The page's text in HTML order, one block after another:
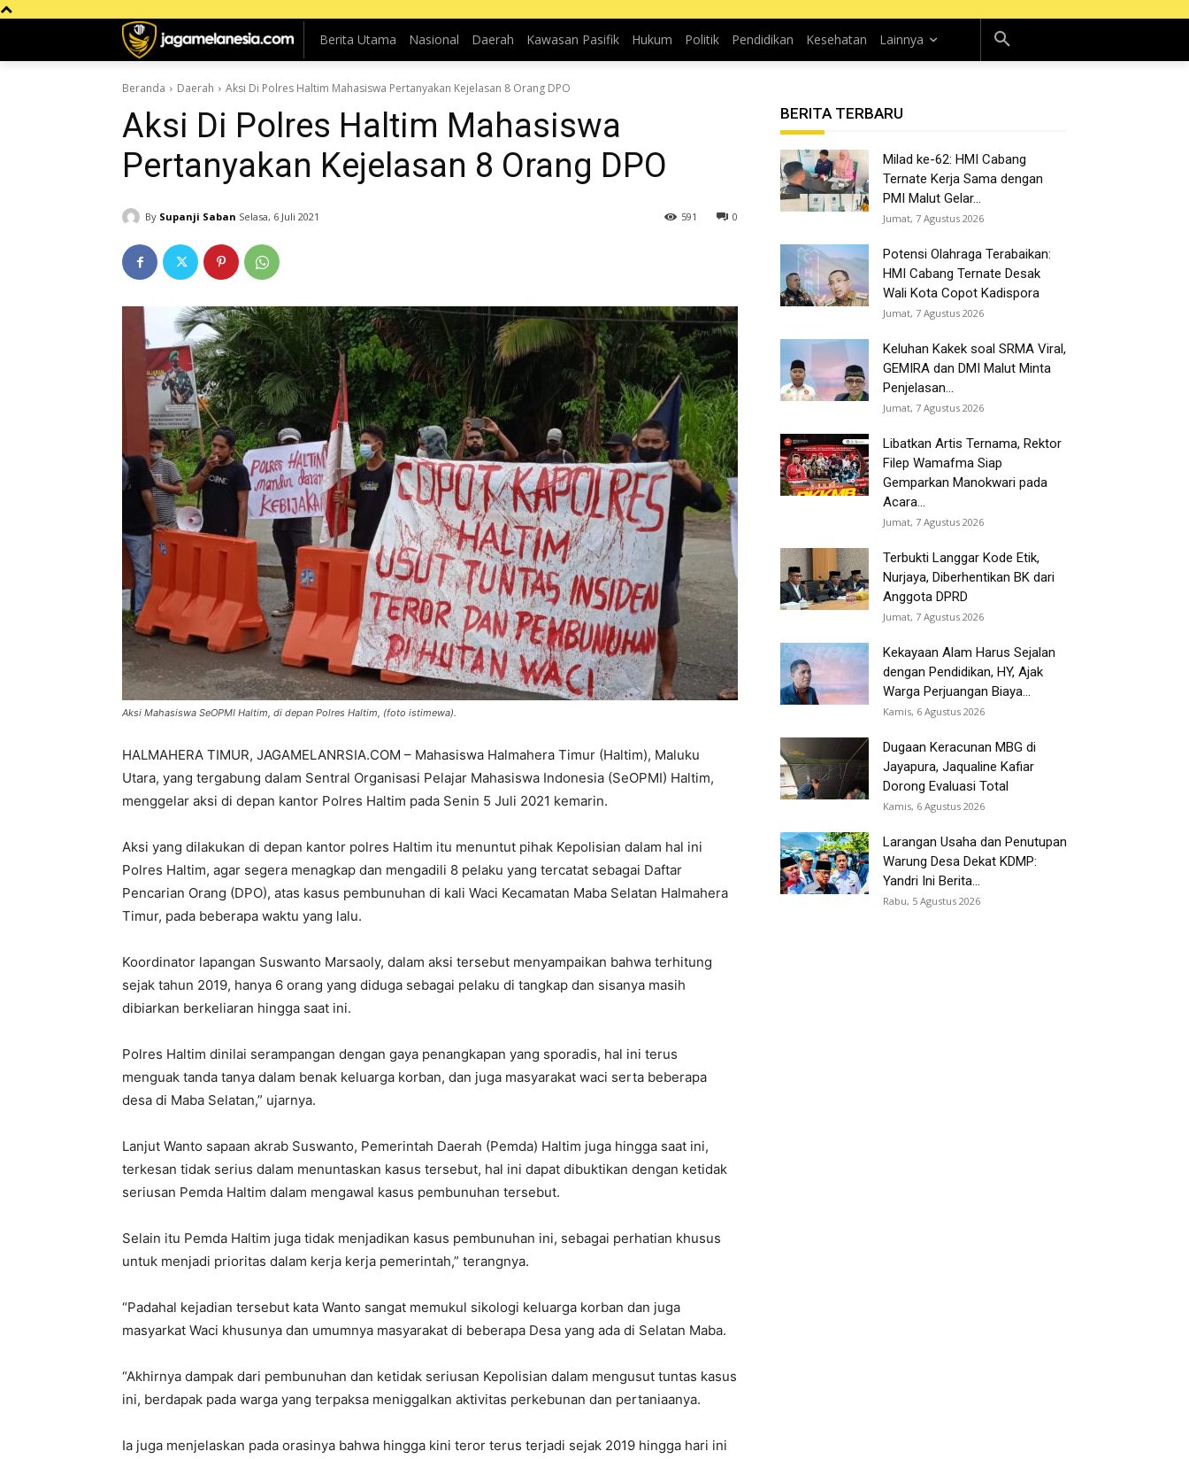
Berita Utama Nasional Daerah Kawasan Pasifik Hukum Politik Pendidikan Kesehatan Lainnya
Beranda Daerah Aksi Di Polres Haltim Mahasiswa Pertanyakan Kejelasan 8 Orang DPO
Aksi Di Polres Haltim Mahasiswa
Pertanyakan Kejelasan 8 Orang DPO
By Supanji Saban Selasa, 6 Juli 2021 0
591
Aksi Mahasiswa SeOPMI Haltim, di depan Polres Haltim, (foto istimewa).
HALMAHERA TIMUR, JAGAMELANRSIA.COM – Mahasiswa Halmahera Timur (Haltim), Maluku
Utara, yang tergabung dalam Sentral Organisasi Pelajar Mahasiswa Indonesia (SeOPMI) Haltim,
menggelar aksi di depan kantor Polres Haltim pada Senin 5 Juli 2021 kemarin.
Aksi yang dilakukan di depan kantor polres Haltim itu menuntut pihak Kepolisian dalam hal ini
Polres Haltim, agar segera menagkap dan mengadili 8 pelaku yang tercatat sebagai Daftar
Pencarian Orang (DPO), atas kasus pembunuhan di kali Waci Kecamatan Maba Selatan Halmahera
Timur, pada beberapa waktu yang lalu.
Koordinator lapangan Suswanto Marsaoly, dalam aksi tersebut menyampaikan bahwa terhitung
sejak tahun 2019, hanya 6 orang yang diduga sebagai pelaku di tangkap dan sisanya masih
dibiarkan berkeliaran hingga saat ini.
Polres Haltim dinilai serampangan dengan gaya penangkapan yang sporadis, hal ini terus
menguak tanda tanya dalam benak keluarga korban, dan juga masyarakat waci serta beberapa
desa di Maba Selatan,” ujarnya.
Lanjut Wanto sapaan akrab Suswanto, Pemerintah Daerah (Pemda) Haltim juga hingga saat ini,
terkesan tidak serius dalam menuntaskan kasus tersebut, hal ini dapat dibuktikan dengan ketidak
seriusan Pemda Haltim dalam mengawal kasus pembunuhan tersebut.
Selain itu Pemda Haltim juga tidak menjadikan kasus pembunuhan ini, sebagai perhatian khusus
untuk menjadi prioritas dalam kerja kerja pemerintah,” terangnya.
“Padahal kejadian tersebut kata Wanto sangat memukul sikologi keluarga korban dan juga
masyarkat Waci khusunya dan umumnya masyarakat di beberapa Desa yang ada di Selatan Maba.
“Akhirnya dampak dari pembunuhan dan ketidak seriusan Kepolisian dalam mengusut tuntas kasus
ini, berdapak pada warga yang terpaksa meniggalkan aktivitas perkebunan dan pertaniaanya.
Ia juga menjelaskan pada orasinya bahwa hingga kini teror terus terjadi sejak 2019 hingga hari ini
BERITA TERBARU
Milad ke-62: HMI Cabang
Ternate Kerja Sama dengan
PMI Malut Gelar...
Jumat, 7 Agustus 2026
Potensi Olahraga Terabaikan:
HMI Cabang Ternate Desak
Wali Kota Copot Kadispora
Jumat, 7 Agustus 2026
Keluhan Kakek soal SRMA Viral,
GEMIRA dan DMI Malut Minta
Penjelasan...
Jumat, 7 Agustus 2026
Libatkan Artis Ternama, Rektor
Filep Wamafma Siap
Gemparkan Manokwari pada
Acara...
Jumat, 7 Agustus 2026
Terbukti Langgar Kode Etik,
Nurjaya, Diberhentikan BK dari
Anggota DPRD
Jumat, 7 Agustus 2026
Kekayaan Alam Harus Sejalan
dengan Pendidikan, HY, Ajak
Warga Perjuangan Biaya...
Kamis, 6 Agustus 2026
Dugaan Keracunan MBG di
Jayapura, Jaqualine Kafiar
Dorong Evaluasi Total
Kamis, 6 Agustus 2026
Larangan Usaha dan Penutupan
Warung Desa Dekat KDMP:
Yandri Ini Berita...
Rabu, 5 Agustus 2026